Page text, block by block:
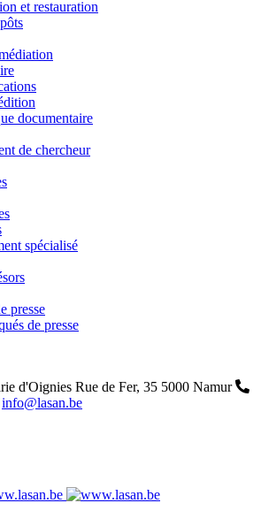
et restauration
documentaire
de chercheur
spécialisé
presse
de presse
d'Oignies Rue de Fer, 35 5000 Namur
info@lasan.be